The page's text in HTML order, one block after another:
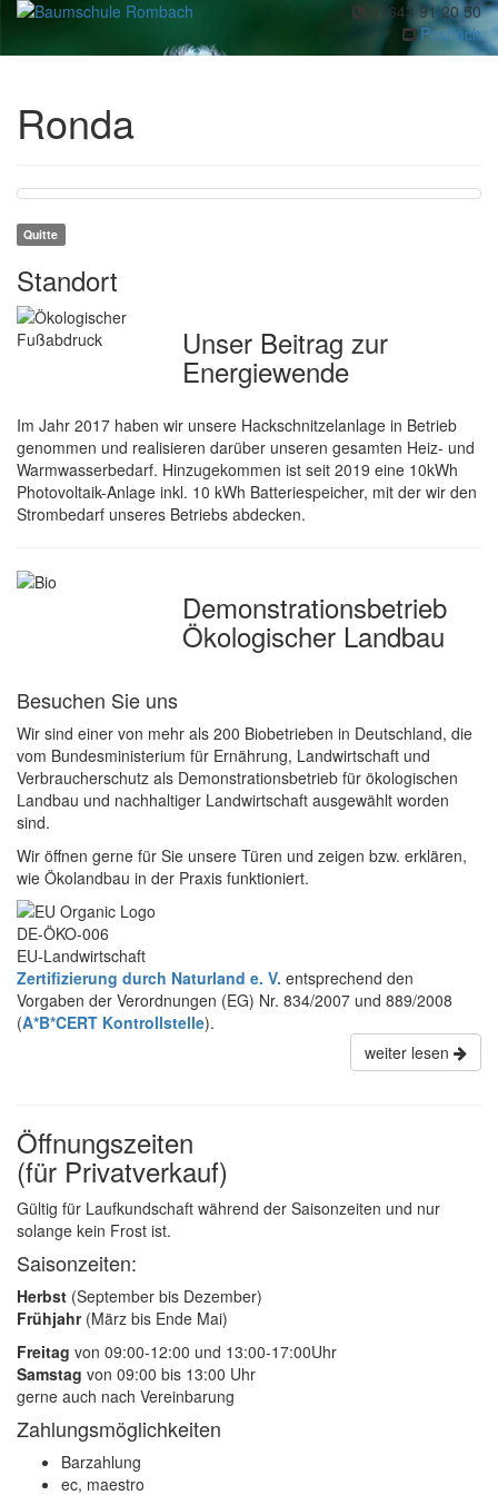
07643 91 20 50
Postfach
Ronda
Quitte
Standort
Unser Beitrag zur
Energiewende
Im Jahr 2017 haben wir unsere Hackschnitzelanlage in Betrieb
genommen und realisieren darüber unseren gesamten Heiz- und
Warmwasserbedarf. Hinzugekommen ist seit 2019 eine 10kWh
Photovoltaik-Anlage inkl. 10 kWh Batteriespeicher, mit der wir den
Strombedarf unseres Betriebs abdecken.
Demonstrations­betrieb
Ökologischer Landbau
Besuchen Sie uns
Wir sind einer von mehr als 200 Biobetrieben in Deutschland, die
vom Bundesministerium für Ernährung, Landwirtschaft und
Verbraucherschutz als Demonstrationsbetrieb für ökologischen
Landbau und nachhaltiger Landwirtschaft ausgewählt worden
sind.
Wir öffnen gerne für Sie unsere Türen und zeigen bzw. erklären,
wie Ökolandbau in der Praxis funktioniert.
DE-ÖKO-006
EU-Landwirtschaft
Zertifizierung durch Naturland e. V. entsprechend den
Vorgaben der Verordnungen (EG) Nr. 834/2007 und 889/2008
(A*B*CERT Kontrollstelle).
weiter lesen
Öffnungszeiten
(für Privatverkauf)
Gültig für Laufkundschaft während der Saisonzeiten und nur
solange kein Frost ist.
Saisonzeiten:
Herbst (September bis Dezember)
Frühjahr(März bis Ende Mai)
Freitag von 09:00-12:00 und 13:00-17:00Uhr
Samstag von 09:00 bis 13:00 Uhr
gerne auch nach Vereinbarung
Zahlungsmöglichkeiten
Barzahlung
ec, maestro